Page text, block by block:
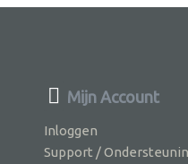
Mijn Account
Inloggen
Support /